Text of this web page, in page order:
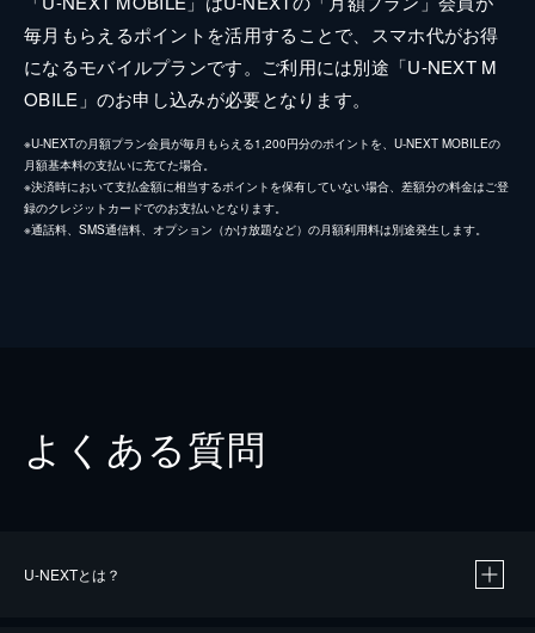
毎月もらえるポイントを活用することで、スマホ代がお得
になるモバイルプランです。ご利用には別途「U-NEXT M
OBILE」のお申し込みが必要となります。
※U-NEXTの月額プラン会員が毎月もらえる1,200円分のポイントを、U-NEXT MOBILEの
月額基本料の支払いに充てた場合。
※決済時において支払金額に相当するポイントを保有していない場合、差額分の料金はご登
録のクレジットカードでのお支払いとなります。
※通話料、SMS通信料、オプション（かけ放題など）の月額利用料は別途発生します。
よくある質問
U-NEXTとは？